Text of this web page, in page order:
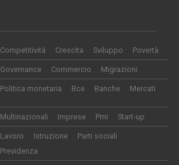
Competitività Crescita Sviluppo Povertà
Governance Commercio Migrazioni
Politica monetaria Bce Banche Mercati
Multinazionali Imprese Pmi Start-up
Lavoro Istruzione
Parti sociali
Previdenza